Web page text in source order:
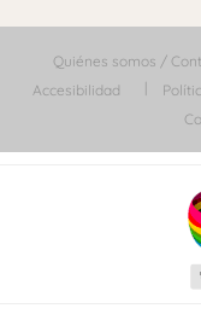
Quiénes somos /
Accesibilidad